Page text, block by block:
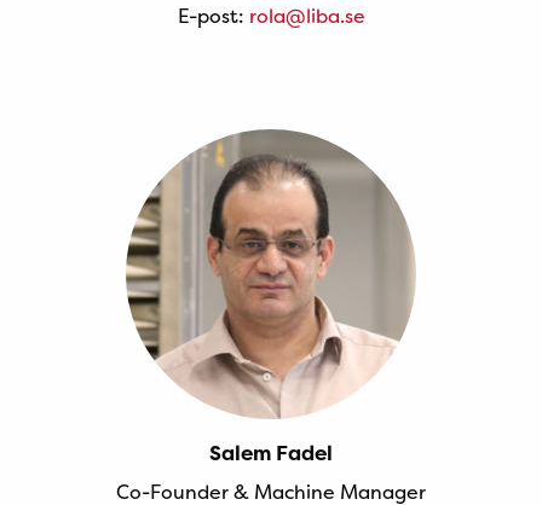
E-post: rola@liba.se
Salem Fadel
Co-Founder & Machine Manager